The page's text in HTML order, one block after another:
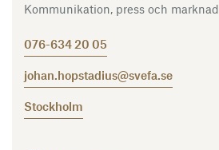
Kommunikation, press och marknad
076-634 20 05
johan.hopstadius@svefa.se
Stockholm